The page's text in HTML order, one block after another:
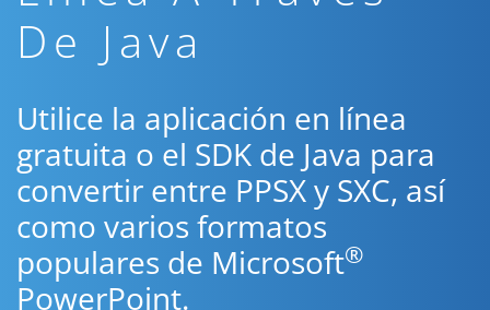
De Java
Utilice la aplicación en línea
gratuita o el SDK de Java para
convertir entre PPSX y SXC, así
como varios formatos
populares de Microsoft®
PowerPoint.